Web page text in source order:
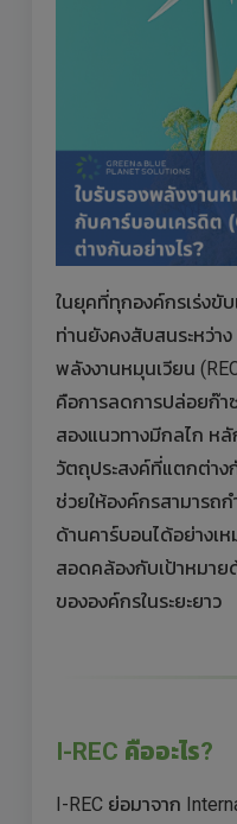
ในยุคที่ทุกองค์กรเร่งขั
ท่านยังคงสับสนระหว่าง
พลังงานหมุนเวียน
คือการลดการปล่อยก๊า
สองแนวทางมีกลไก หลั
วัตถุประสงค์ที่แตกต่าง
ช่วยให้องค์กรสามารถ
ด้านคาร์บอนได้อย่างเ
สอดคล้องกับเป้าหมาย
ขององค์กรในระยะยาว
I-REC คืออะไร?
I-REC ย่อมาจาก